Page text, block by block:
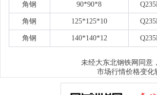
角钢 90*90*8
角钢 125*125*10
角钢 140*140*12
未经大东北钢铁网 同意
市场行情价格变化